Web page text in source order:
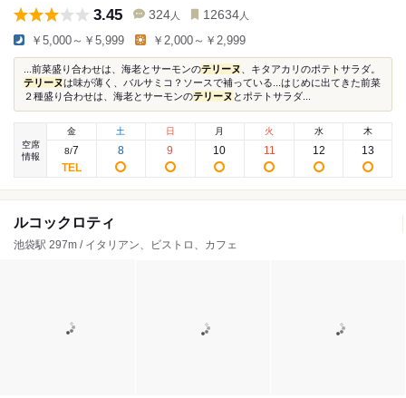
3.45 324 人 12634 人
￥5,000～￥5,999 ￥2,000～￥2,999
...前菜盛り合わせは、海老とサーモンのテリーヌ
、キタアカリのポテトサラダ。
テリーヌは味が薄く、バルサミコ？ソースで補っている...はじめに出てきた前菜
２種盛り合わせは、海老とサーモンのテリーヌ とポテトサラダ...
空席
情報
金
8/7
土
8
日
9
月
10
火
11
水
12
木
13
ルコックロティ
池袋駅 297m / イタリアン、ビストロ、カフェ